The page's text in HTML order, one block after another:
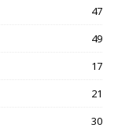
47
49
17
21
30